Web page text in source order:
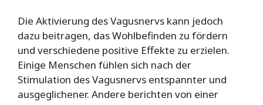
Die Aktivierung des Vagusnervs kann jedoch
dazu beitragen, das Wohlbefinden zu fördern
und verschiedene positive Effekte zu erzielen.
Einige Menschen fühlen sich nach der
Stimulation des Vagusnervs entspannter und
ausgeglichener. Andere berichten von einer